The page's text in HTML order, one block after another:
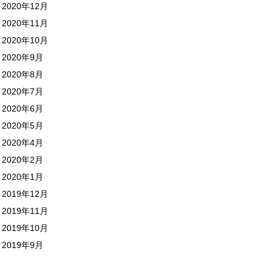
2020年12月
2020年11月
2020年10月
2020年9月
2020年8月
2020年7月
2020年6月
2020年5月
2020年4月
2020年2月
2020年1月
2019年12月
2019年11月
2019年10月
2019年9月